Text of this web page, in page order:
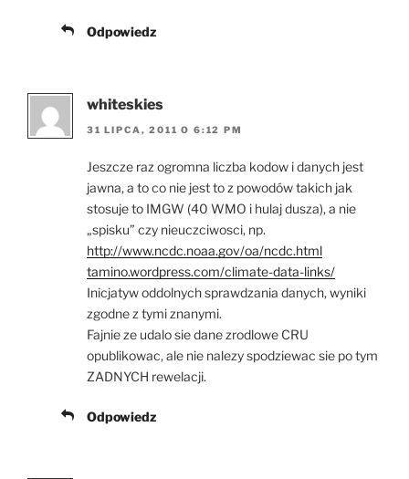
Odpowiedz
whiteskies
31 LIPCA, 2011 O 6:12 PM
Jeszcze raz ogromna liczba kodow i danych jest
jawna, a to co nie jest to z powodów takich jak
stosuje to IMGW (40 WMO i hulaj dusza), a nie
„spisku” czy nieuczciwosci, np.
http://www.ncdc.noaa.gov/oa/ncdc.html
tamino.wordpress.com/climate-data-links/
Inicjatyw oddolnych sprawdzania danych, wyniki
zgodne z tymi znanymi.
Fajnie ze udalo sie dane zrodlowe CRU
opublikowac, ale nie nalezy spodziewac sie po tym
ZADNYCH rewelacji.
Odpowiedz